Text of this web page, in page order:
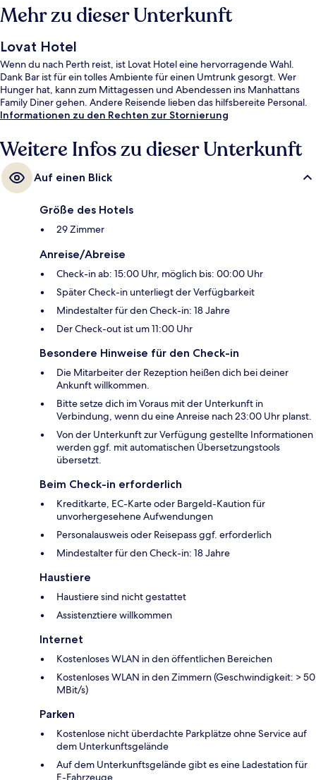
Mehr zu dieser Unterkunft
Lovat Hotel
Wenn du nach Perth reist, ist Lovat Hotel eine hervorragende Wahl.
Dank Bar ist für ein tolles Ambiente für einen Umtrunk gesorgt. Wer
Hunger hat, kann zum Mittagessen und Abendessen ins Manhattans
Family Diner gehen. Andere Reisende lieben das hilfsbereite Personal.
Informationen zu den Rechten zur Stornierung
Weitere Infos zu dieser Unterkunft
Auf einen Blick
Größe des Hotels
29 Zimmer
Anreise/Abreise
Check-in ab: 15:00 Uhr, möglich bis: 00:00 Uhr
Später Check-in unterliegt der Verfügbarkeit
Mindestalter für den Check-in: 18 Jahre
Der Check-out ist um 11:00 Uhr
Besondere Hinweise für den Check-in
Die Mitarbeiter der Rezeption heißen dich bei deiner
Ankunft willkommen.
Bitte setze dich im Voraus mit der Unterkunft in
Verbindung, wenn du eine Anreise nach 23:00 Uhr planst.
Von der Unterkunft zur Verfügung gestellte Informationen
werden ggf. mit automatischen Übersetzungstools
übersetzt.
Beim Check-in erforderlich
Kreditkarte, EC-Karte oder Bargeld-Kaution für
unvorhergesehene Aufwendungen
Personalausweis oder Reisepass ggf. erforderlich
Mindestalter für den Check-in: 18 Jahre
Haustiere
Haustiere sind nicht gestattet
Assistenztiere willkommen
Internet
Kostenloses WLAN in den öffentlichen Bereichen
Kostenloses WLAN in den Zimmern (Geschwindigkeit: > 50
MBit/s)
Parken
Kostenlose nicht überdachte Parkplätze ohne Service auf
dem Unterkunftsgelände
Auf dem Unterkunftsgelände gibt es eine Ladestation für
E-Fahrzeuge